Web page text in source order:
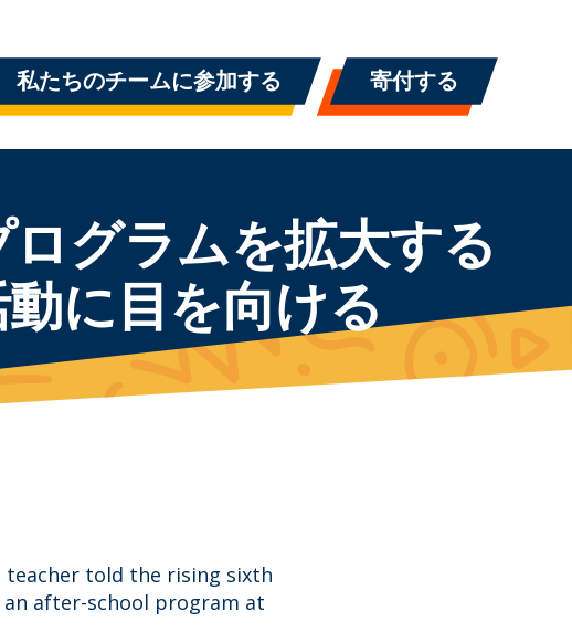
私たちのチームに参加する 寄付する
グラムを拡大する
に目を向ける
teacher told the rising sixth
after-school program at